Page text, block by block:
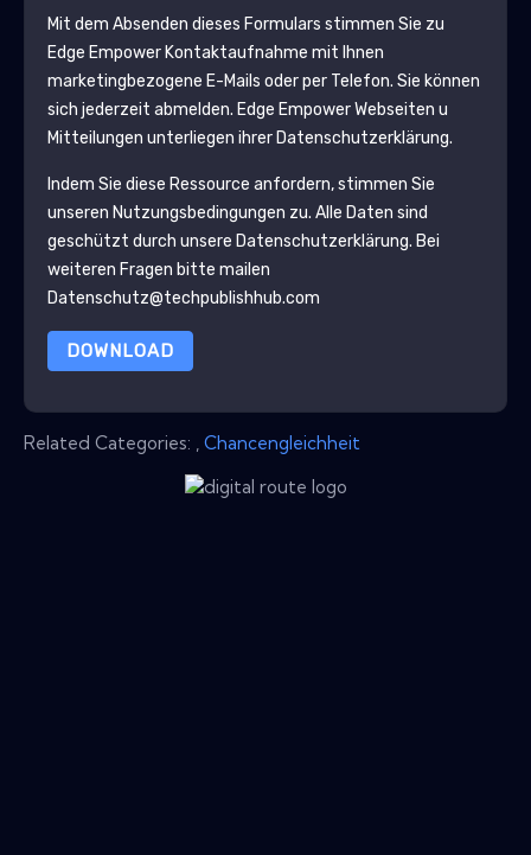
Mit dem Absenden dieses Formulars stimmen Sie zu
Edge EmpowerKontaktaufnahme mit Ihnen
marketingbezogene E-Mails oder per Telefon. Sie können
sich jederzeit abmelden. Edge EmpowerWebseiten u
Mitteilungen unterliegen ihrer Datenschutzerklärung.
Indem Sie diese Ressource anfordern, stimmen Sie
unseren Nutzungsbedingungen zu. Alle Daten sind
geschützt durch unsere Datenschutzerklärung. Bei
weiteren Fragen bitte mailen
Datenschutz@techpublishhub.com
DOWNLOAD
Related Categories: Chancengleichheit